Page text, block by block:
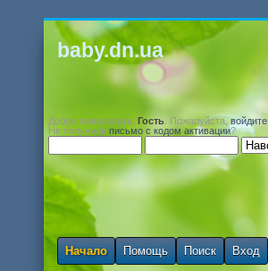
baby.dn.ua
Добро пожаловать, Гость . Пожалуйста,войдите
Не получили письмо с кодом активации?
Начало Помощь Поиск Вход